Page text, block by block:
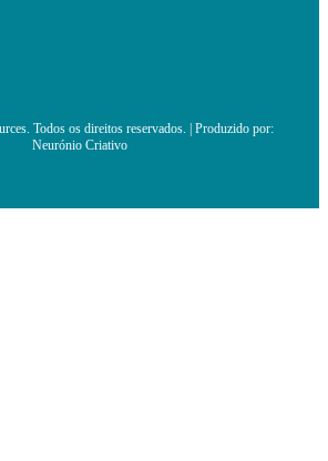
Todos os direitos reservados. | Produzido por:
Neurónio Criativo